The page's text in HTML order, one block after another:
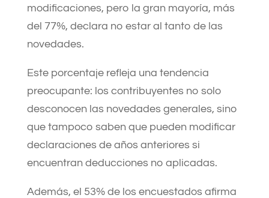
modificaciones, pero la gran mayoría, más
del 77%, declara no estar al tanto de las
novedades.
Este porcentaje refleja una tendencia
preocupante: los contribuyentes no solo
desconocen las novedades generales, sino
que tampoco saben que pueden modificar
declaraciones de años anteriores si
encuentran deducciones no aplicadas.
Además, el 53% de los encuestados afirma